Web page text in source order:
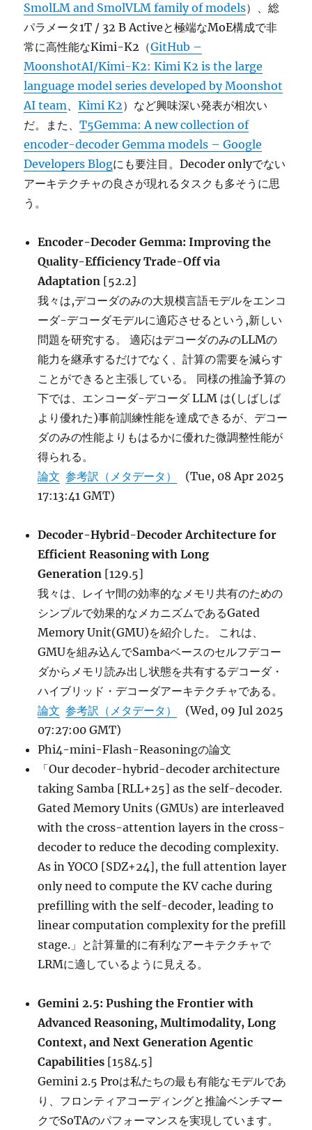
SmolLM and SmolVLM family of models）、総
パラメータ1T / 32 B Activeと極端なMoE構成で非
常に高性能なKimi-K2（GitHub –
MoonshotAI/Kimi-K2: Kimi K2 is the large
language model series developed by Moonshot
AI team、Kimi K2）など興味深い発表が相次い
だ。また、T5Gemma: A new collection of
encoder-decoder Gemma models – Google
Developers Blogにも要注目。Decoder onlyでない
アーキテクチャの良さが現れるタスクも多そうに思
う。
Encoder-Decoder Gemma: Improving the
Quality-Efficiency Trade-Off via
Adaptation [52.2]
我々は,デコーダのみの大規模言語モデルをエンコ
ーダ-デコーダモデルに適応させるという,新しい
問題を研究する。 適応はデコーダのみのLLMの
能力を継承するだけでなく、計算の需要を減らす
ことができると主張している。 同様の推論予算の
下では、エンコーダ-デコーダ LLM は(しばしば
より優れた)事前訓練性能を達成できるが、デコー
ダのみの性能よりもはるかに優れた微調整性能が
得られる。
論文 参考訳（メタデータ）
(Tue, 08 Apr 2025
17:13:41 GMT)
Decoder-Hybrid-Decoder Architecture for
Efficient Reasoning with Long
Generation [129.5]
我々は、レイヤ間の効率的なメモリ共有のための
シンプルで効果的なメカニズムであるGated
Memory Unit(GMU)を紹介した。 これは、
GMUを組み込んでSambaベースのセルフデコー
ダからメモリ読み出し状態を共有するデコーダ・
ハイブリッド・デコーダアーキテクチャである。
論文 参考訳（メタデータ）
(Wed, 09 Jul 2025
07:27:00 GMT)
Phi4-mini-Flash-Reasoningの論文
「Our decoder-hybrid-decoder architecture
taking Samba [RLL+25] as the self-decoder.
Gated Memory Units (GMUs) are interleaved
with the cross-attention layers in the cross-
decoder to reduce the decoding complexity.
As in YOCO [SDZ+24], the full attention layer
only need to compute the KV cache during
prefilling with the self-decoder, leading to
linear computation complexity for the prefill
stage.」と計算量的に有利なアーキテクチャで
LRMに適しているように見える。
Gemini 2.5: Pushing the Frontier with
Advanced Reasoning, Multimodality, Long
Context, and Next Generation Agentic
Capabilities [1584.5]
Gemini 2.5 Proは私たちの最も有能なモデルであ
り、フロンティアコーディングと推論ベンチマー
クでSoTAのパフォーマンスを実現しています。